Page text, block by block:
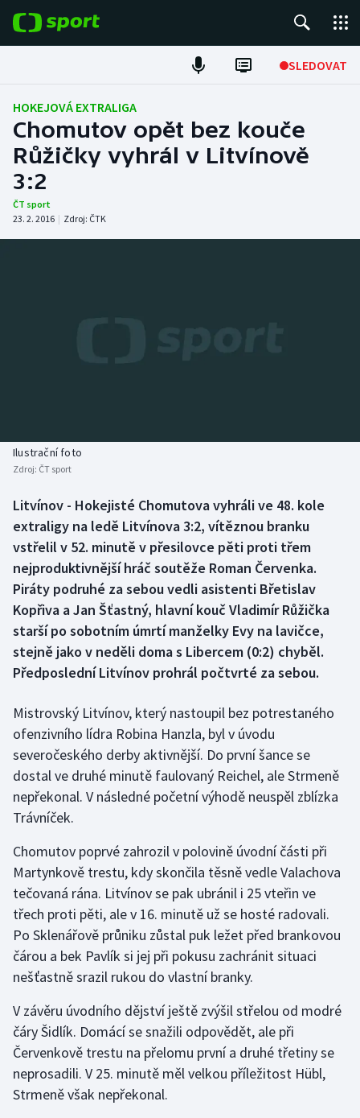
SLEDOVAT
Fotbal
Hokej
Tenis
Atletika
Biatlon
Box
Curling
Dostihy
Florbal
Futsal
Golf
Gymnastika
Házená
Judo
Krasobruslení
Lezení
Moderní pětiboj
Motorsport
Aplikace ČT sport
HOKEJOVÁ EXTRALIGA
Chomutov opět bez kouče
Růžičky vyhrál v Litvínově
3:2
ČT sport
23. 2. 2016 | Zdroj: ČTK
Ilustrační foto
Zdroj: ČT sport
Litvínov - Hokejisté Chomutova vyhráli ve 48. kole
extraligy na ledě Litvínova 3:2, vítěznou branku
vstřelil v 52. minutě v přesilovce pěti proti třem
nejproduktivnější hráč soutěže Roman Červenka.
Piráty podruhé za sebou vedli asistenti Břetislav
Kopřiva a Jan Šťastný, hlavní kouč Vladimír Růžička
starší po sobotním úmrtí manželky Evy na lavičce,
stejně jako v neděli doma s Libercem (0:2) chyběl.
Předposlední Litvínov prohrál počtvrté za sebou.
Mistrovský Litvínov, který nastoupil bez potrestaného
ofenzivního lídra Robina Hanzla, byl v úvodu
severočeského derby aktivnější. Do první šance se
dostal ve druhé minutě faulovaný Reichel, ale Strmeně
nepřekonal. V následné početní výhodě neuspěl zblízka
Trávníček.
Chomutov poprvé zahrozil v polovině úvodní části při
Martynkově trestu, kdy skončila těsně vedle Valachova
tečovaná rána. Litvínov se pak ubránil i 25 vteřin ve
třech proti pěti, ale v 16. minutě už se hosté radovali.
Po Sklenářově průniku zůstal puk ležet před brankovou
čárou a bek Pavlík si jej při pokusu zachránit situaci
nešťastně srazil rukou do vlastní branky.
V závěru úvodního dějství ještě zvýšil střelou od modré
čáry Šidlík. Domácí se snažili odpovědět, ale při
Červenkově trestu na přelomu první a druhé třetiny se
neprosadili. V 25. minutě měl velkou příležitost Hübl,
Strmeně však nepřekonal.